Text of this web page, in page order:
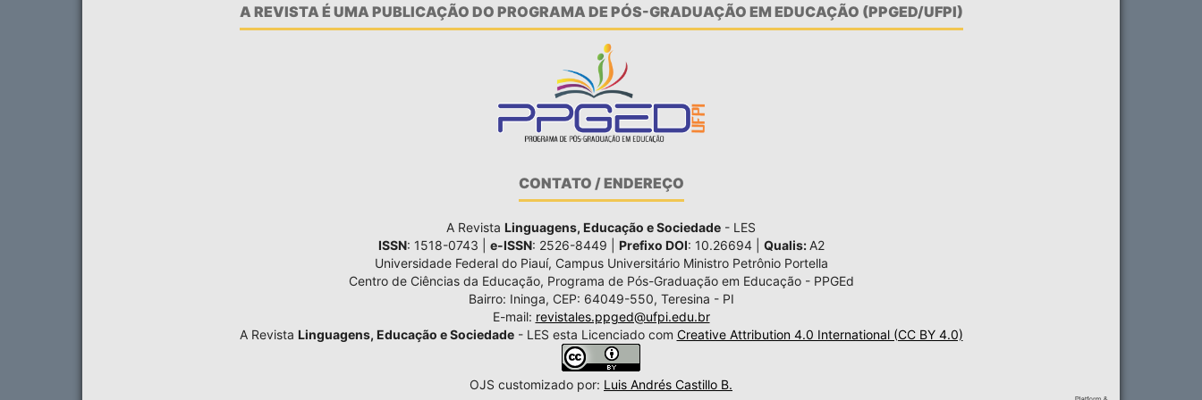
A REVISTA É UMA PUBLICAÇÃO DO PROGRAMA DE PÓS-GRADUAÇÃO EM EDUCAÇÃO (PPGED/UFPI)
CONTATO / ENDEREÇO
A Revista Linguagens, Educação e Sociedade - LES
ISSN: 1518-0743 | e-ISSN: 2526-8449 | Prefixo DOI: 10.26694 | Qualis: A2
Universidade Federal do Piauí, Campus Universitário Ministro Petrônio Portella
Centro de Ciências da Educação, Programa de Pós-Graduação em Educação - PPGEd
Bairro: Ininga, CEP: 64049-550, Teresina - PI
E-mail: revistales.ppged@ufpi.edu.br
A Revista Linguagens, Educação e Sociedade- LES esta Licenciado com Creative Attribution 4.0 International (CC BY 4.0)
OJS customizado por: Luis Andrés Castillo B.